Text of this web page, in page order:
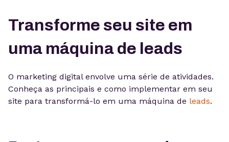
Transforme seu site em
uma máquina de leads
O marketing digital envolve uma série de atividades.
Conheça as principais e como implementar em seu
site para transformá-lo em uma máquina de leads.